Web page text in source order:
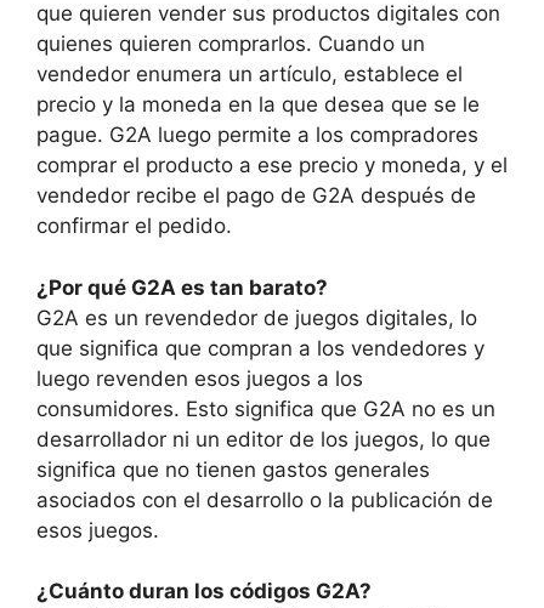
que quieren vender sus productos digitales con
quienes quieren comprarlos. Cuando un
vendedor enumera un artículo, establece el
precio y la moneda en la que desea que se le
pague. G2A luego permite a los compradores
comprar el producto a ese precio y moneda, y el
vendedor recibe el pago de G2A después de
confirmar el pedido.
¿Por qué G2A es tan barato?
G2A es un revendedor de juegos digitales, lo
que significa que compran a los vendedores y
luego revenden esos juegos a los
consumidores. Esto significa que G2A no es un
desarrollador ni un editor de los juegos, lo que
significa que no tienen gastos generales
asociados con el desarrollo o la publicación de
esos juegos.
¿Cuánto duran los códigos G2A?